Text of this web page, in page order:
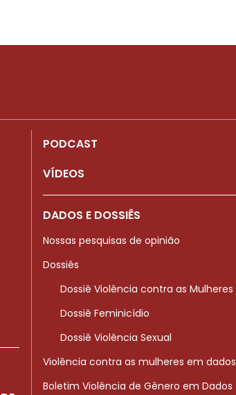
PODCAST
VÍDEOS
DADOS E DOSSIÊS
Nossas pesquisas de opinião
Dossiês
Dossiê Violência contra as Mulheres
Dossiê Feminicídio
Dossiê Violência Sexual
Violência contra as mulheres em dados
Boletim Violência de Gênero em Dados